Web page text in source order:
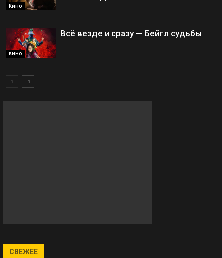
Кино
Кино
Всё везде и сразу — Бейгл судьбы
СВЕЖЕЕ